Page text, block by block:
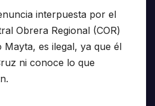
interpuesta por el
Obrera Regional (COR)
es ilegal, ya que él
ni conoce lo que